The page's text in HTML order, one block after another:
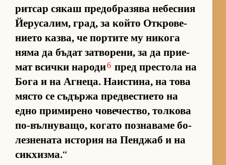
рит­сар ся­каш пре­доб­ра­зява не­бес­ния
Йе­ру­са­лим, град, за който От­к­ро­ве­
ни­ето каз­ва, че пор­тите му ни­кога
няма да бъ­дат зат­во­ре­ни, за да при­е­
мат всички на­роди6 пред прес­тола на
Бога и на Аг­не­ца. На­ис­ти­на, на това
място се съ­държа пред­вес­ти­ето на
едно при­ми­рено чо­ве­чес­т­во, тол­кова
по-въл­ну­ва­що, ко­гато поз­на­ваме бо­
лез­не­ната ис­то­рия на Пен­джаб и на
сик­хиз­ма.“